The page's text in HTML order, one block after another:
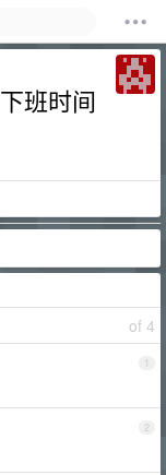
班时间
of 4
1
2